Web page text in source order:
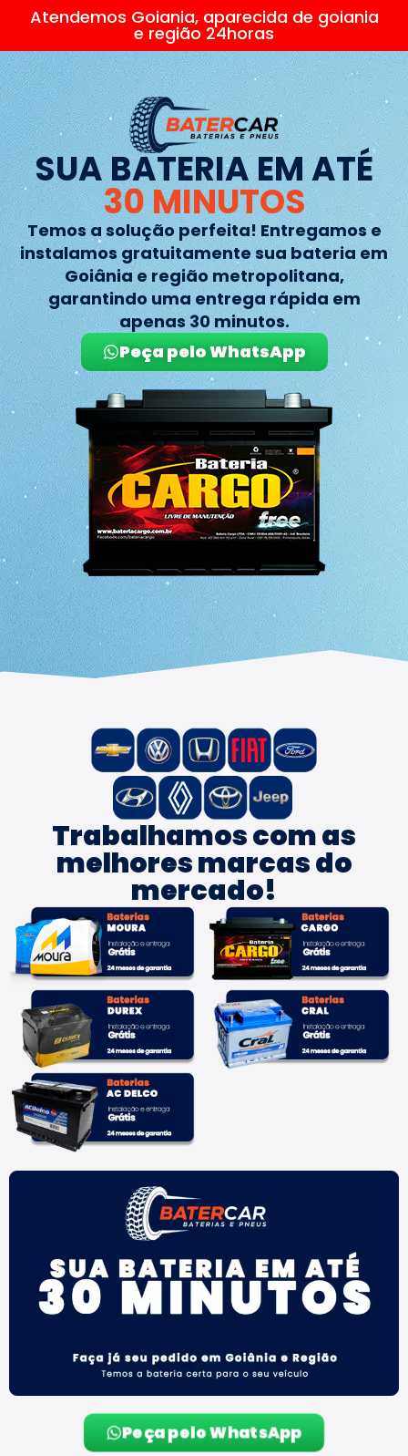
Atendemos Goiania, aparecida de goiania
e região 24horas
SUA BATERIA EM ATÉ
30 MINUTOS
Temos a solução perfeita! Entregamos e
instalamos gratuitamente sua bateria em
Goiânia e região metropolitana,
garantindo uma entrega rápida em
apenas 30 minutos.
Peça pelo WhatsApp
Trabalhamos com as
melhores marcas do
mercado!
Peça pelo WhatsApp